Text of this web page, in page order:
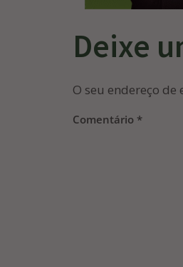
Deixe
O seu endereço
Comentário *